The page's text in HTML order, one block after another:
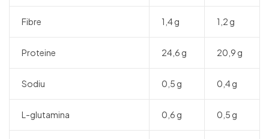
Fibre 1,4 g 1,2 g
Proteine 24,6 g 20,9 g
Sodiu 0,5 g 0,4 g
L-glutamina 0,6 g 0,5 g